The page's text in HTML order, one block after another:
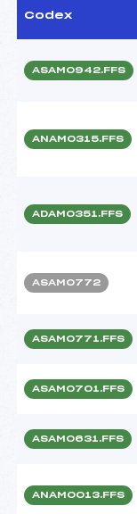
Codex
ASAM0942.FFS
ANAM0315.FFS
ADAM0351.FFS
ASAM0772
ASAM0771.FFS
ASAM0701.FFS
ASAM0631.FFS
ANAM0013.FFS